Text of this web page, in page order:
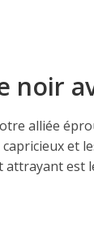
noir
alliée
et
attrayant